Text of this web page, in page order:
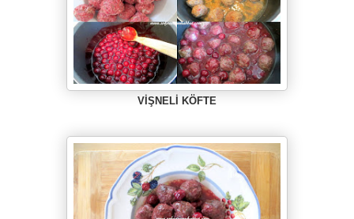
VİŞNELİ KÖFTE